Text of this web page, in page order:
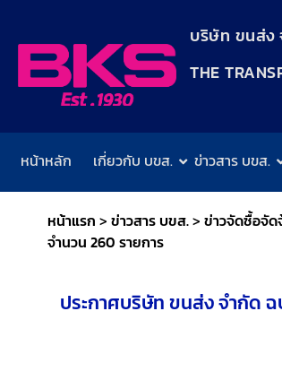
บริษัท ขนส่ง
THE
หน้าหลัก เกี่ยวกับ บขส. ข่าวสาร บขส.
หน้าแรก >ข่าวสาร บขส.>ข่าวจัดซื้อจัด
จำนวน 260 รายการ
ประกาศบริษัท ขนส่ง จำกัด